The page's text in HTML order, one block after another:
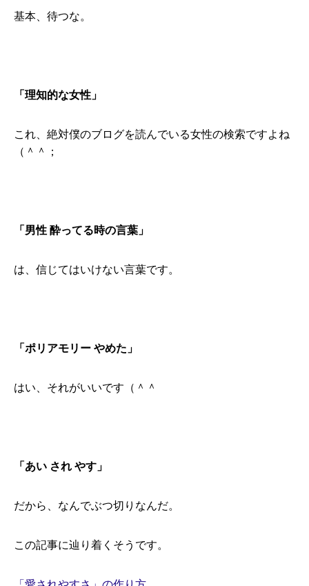
基本、待つな。
「理知的な女性」
これ、絶対僕のブログを読んでいる女性の検索ですよね
（＾＾；
「男性 酔ってる時の言葉」
は、信じてはいけない言葉です。
「ポリアモリー やめた」
はい、それがいいです（＾＾
「あい され やす」
だから、なんでぶつ切りなんだ。
この記事に辿り着くそうです。